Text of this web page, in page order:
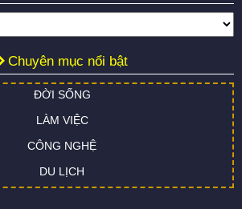
Chuyên mục nổi bật
ĐỜI SỐNG
LÀM VIỆC
CÔNG NGHỆ
DU LỊCH